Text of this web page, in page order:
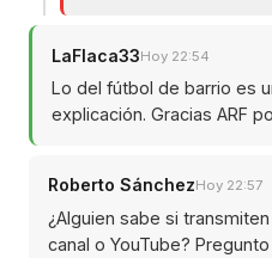
LaFlaca33Hoy 22:54
Lo del fútbol de barrio es
explicación. Gracias ARF
Roberto SánchezHoy 22:57
¿Alguien sabe si
canal o YouTube?